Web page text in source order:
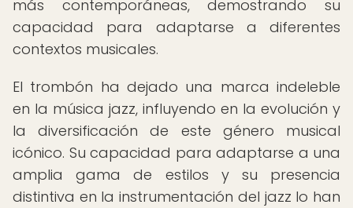
más contemporáneas, demostrando su
capacidad para adaptarse a diferentes
contextos musicales.
El trombón ha dejado una marca indeleble
en la música jazz, influyendo en la evolución y
la diversificación de este género musical
icónico. Su capacidad para adaptarse a una
amplia gama de estilos y su presencia
distintiva en la instrumentación del jazz lo han